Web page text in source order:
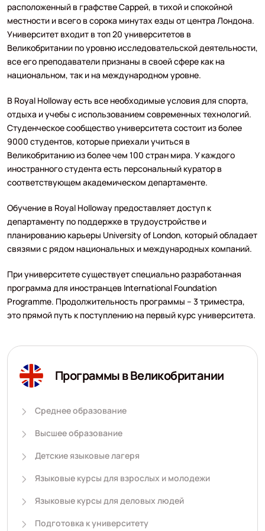
расположенный в графстве Саррей, в тихой и спокойной
местности и всего в сорока минутах езды от центра Лондона.
Университет входит в топ 20 университетов в
Великобритании по уровню исследовательской деятельности,
все его преподаватели признаны в своей сфере как на
национальном, так и на международном уровне.
В Royal Holloway есть все необходимые условия для спорта,
отдыха и учебы с использованием современных технологий.
Студенческое сообщество университета состоит из более
9000 студентов, которые приехали учиться в
Великобританию из более чем 100 стран мира. У каждого
иностранного студента есть персональный куратор в
соответствующем академическом департаменте.
Обучение в Royal Holloway предоставляет доступ к
департаменту по поддержке в трудоустройстве и
планированию карьеры University of London, который обладает
связями с рядом национальных и международных компаний.
При университете существует специально разработанная
программа для иностранцев International Foundation
Programme. Продолжительность программы – 3 триместра,
это прямой путь к поступлению на первый курс университета.
Программы в Великобритании
Среднее образование
Высшее образование
Детские языковые лагеря
Языковые курсы для взрослых и молодежи
Языковые курсы для деловых людей
Подготовка к университету